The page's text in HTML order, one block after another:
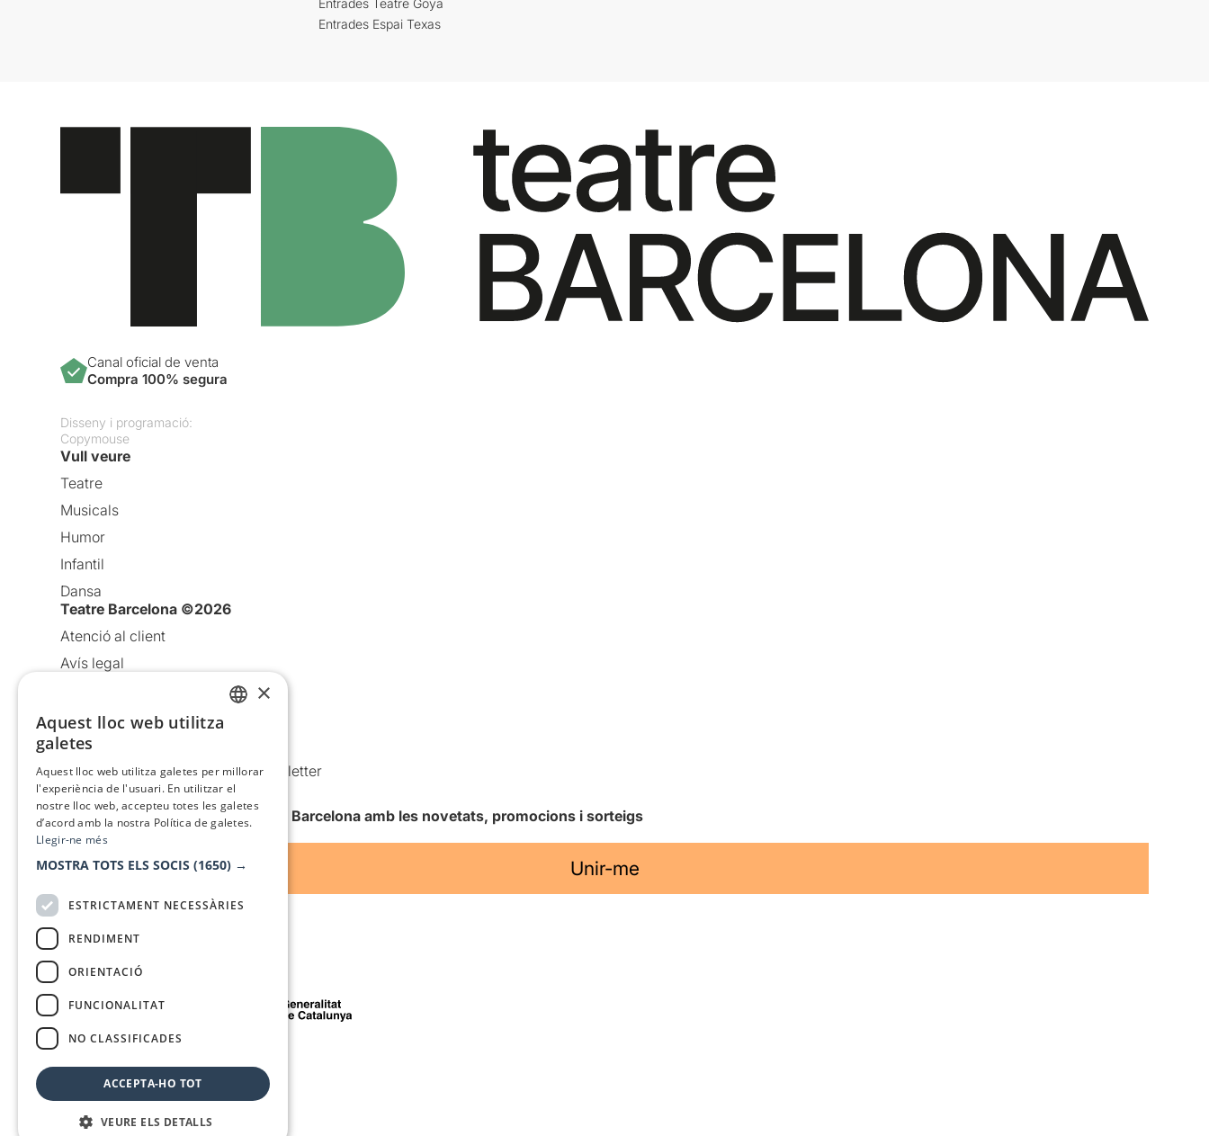
Entrades Espai Texas
Canal oficial de venta
Compra 100% segura
Disseny i programació:
Copymouse
Vull veure
Teatre
Musicals
Humor
Infantil
Dansa
Teatre Barcelona ©2026
Atenció al client
Avís legal
Política de cookies
Condicions d’ús
Comunicacions comercials i Newsletter
Anuncia’t
Vull rebre la newsletter de Teatre Barcelona amb les novetats, promocions i sorteigs
Unir-me
Amb el suport de
×
Aquest lloc web utilitza
galetes
Aquest lloc web utilitza galetes per millorar
l'experiència de l'usuari. En utilitzar el
nostre lloc web, accepteu totes les galetes
d’acord amb la nostra Política de galetes.
Llegir-ne més
MOSTRA TOTS ELS SOCIS (1650) →
ESTRICTAMENT NECESSÀRIES
RENDIMENT
ORIENTACIÓ
FUNCIONALITAT
NO CLASSIFICADES
ACCEPTA-HO TOT
VEURE ELS DETALLS